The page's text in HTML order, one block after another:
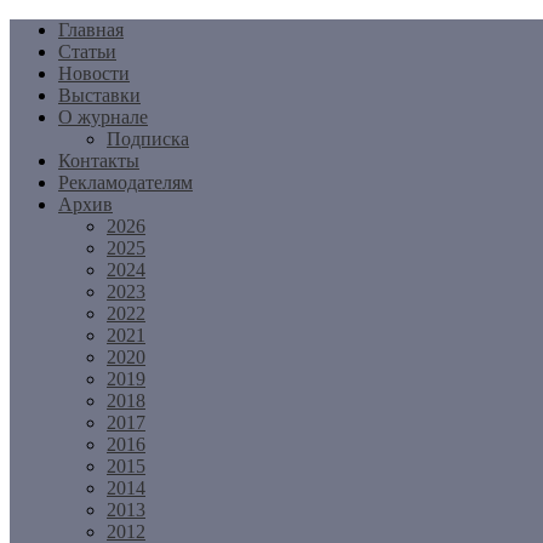
Перейти
содержимому
Главная
Статьи
Новости
Выставки
О журнале
Подписка
Контакты
Рекламодателям
Архив
2026
2025
2024
2023
2022
2021
2020
2019
2018
2017
2016
2015
2014
2013
2012